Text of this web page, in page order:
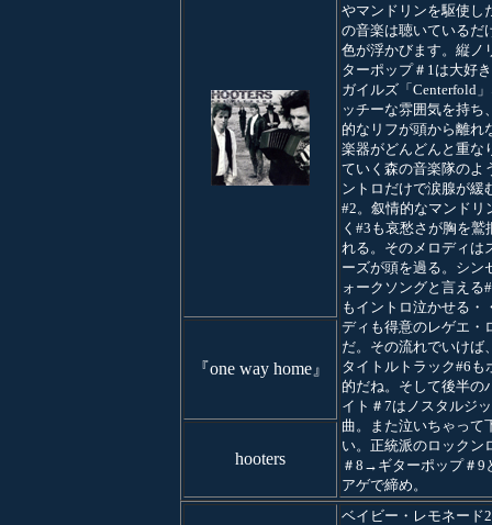
やマンドリンを駆使し
の音楽は聴いているだ
色が浮かびます。縦ノ
ターポップ＃1は大好
ガイルズ「Centerfold
ッチーな雰囲気を持ち
的なリフが頭から離れ
楽器がどんどんと重な
ていく森の音楽隊のよ
ントロだけで涙腺が緩
#2。叙情的なマンドリ
く#3も哀愁さが胸を鷲
れる。そのメロディは
ーズが頭を過る。シン
ォークソングと言える
もイントロ泣かせる・
ディも得意のレゲエ・
だ。その流れでいけば
タイトルトラック#6も
的だね。そして後半の
イト＃7はノスタルジ
曲。また泣いちゃって
い。正統派のロックン
＃8→ギターポップ＃9
アゲで締め。
『one way home』
hooters
ベイビー・レモネード